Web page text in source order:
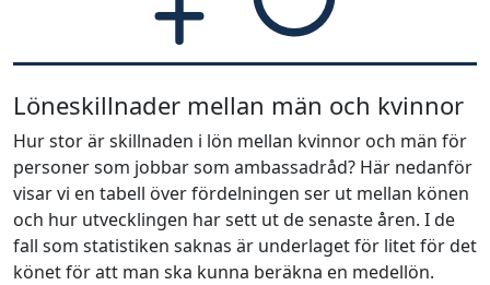
Löneskillnader mellan män och kvinnor
Hur stor är skillnaden i lön mellan kvinnor och män för
personer som jobbar som ambassadråd? Här nedanför
visar vi en tabell över fördelningen ser ut mellan könen
och hur utvecklingen har sett ut de senaste åren. I de
fall som statistiken saknas är underlaget för litet för det
könet för att man ska kunna beräkna en medellön.